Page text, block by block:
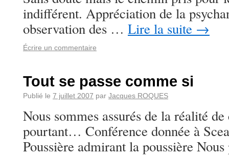
indifférent. Appréciation de la
observation des … Lire la suite →
Écrire un commentaire
Tout se passe comme si
Publié le 7 juillet 2007 par Jacques ROQUES
Nous sommes assurés de la réalité
pourtant… Conférence donnée à
Poussière admirant la poussière